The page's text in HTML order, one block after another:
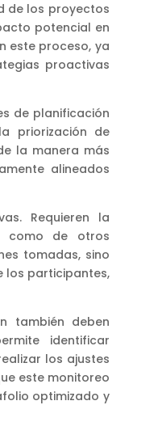
de los proyectos
potencial en
este proceso, ya
proactivas
de planificación
priorización de
la manera más
alineados
Requieren la
como de otros
tomadas, sino
los participantes,
también deben
identificar
los ajustes
este monitoreo
optimizado y